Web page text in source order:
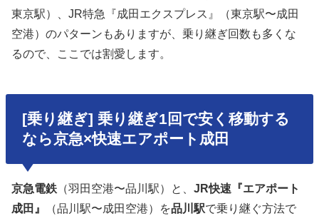
東京駅）、JR特急『成田エクスプレス』（東京駅〜成田
空港）のパターンもありますが、乗り継ぎ回数も多くな
るので、ここでは割愛します。
[乗り継ぎ] 乗り継ぎ1回で安く移動する
なら京急×快速エアポート成田
京急電鉄 （羽田空港〜品川駅）と、JR快速『エアポート
成田』
（品川駅〜成田空港）を品川駅で乗り継ぐ方法で